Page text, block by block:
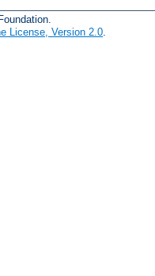
License, Version 2.0